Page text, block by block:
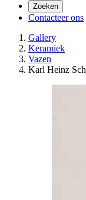
Zoeken
Contacteer ons
Gallery
Keramiek
Vazen
Karl Heinz